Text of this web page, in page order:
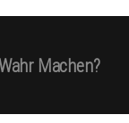
Machen?